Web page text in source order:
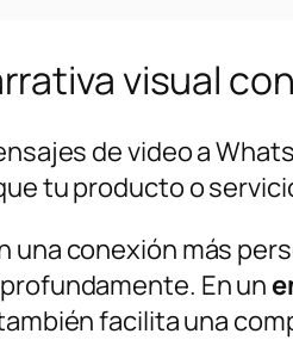
visual con
de video a
tu producto o
una conexión más
En un
facilita una